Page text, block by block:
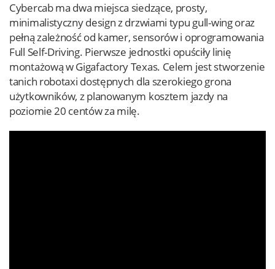
Cybercab ma dwa miejsca siedzące, prosty,
minimalistyczny design z drzwiami typu gull-wing oraz
pełną zależność od kamer, sensorów i oprogramowania
Full Self-Driving. Pierwsze jednostki opuściły linię
montażową w Gigafactory Texas. Celem jest stworzenie
tanich robotaxi dostępnych dla szerokiego grona
użytkowników, z planowanym kosztem jazdy na
poziomie 20 centów za milę.